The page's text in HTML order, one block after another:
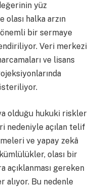
yüz
halka arzın
bir sermaye
Veri merkezi
ve lisans
olduğu hukuki riskler
nedeniyle açılan telif
ve yapay zekâ
olası bir
açıklanması gereken
alıyor. Bu nedenle